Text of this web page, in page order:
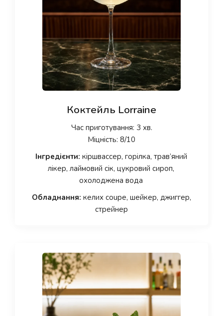
Коктейль Lorraine
Час приготування: 3 хв.
Міцність: 8/10
Інгредієнти: кіршвассер, горілка, трав’яний
лікер, лаймовий сік, цукровий сироп,
охолоджена вода
Обладнання: келих coupe, шейкер, джиггер,
стрейнер